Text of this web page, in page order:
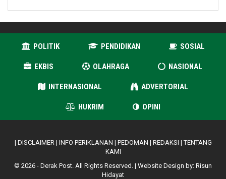
POLITIK PENDIDIKAN SOSIAL
EKBIS OLAHRAGA NASIONAL
INTERNASIONAL ADVERTORIAL
HUKRIM OPINI
| DISCLAIMER | INFO PERIKLANAN | PEDOMAN | REDAKSI |TENTANG
KAMI
© 2026 - Derak Post. All Rights Reserved. | Website Design by: Risun
Hidayat